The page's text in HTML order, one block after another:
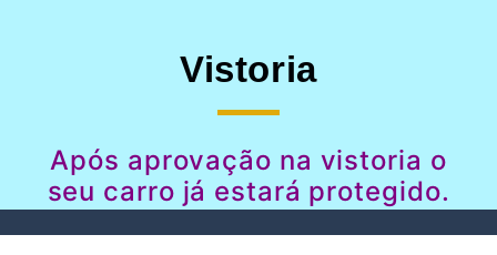
Vistoria
Após aprovação na vistoria o
seu carro já estará protegido.